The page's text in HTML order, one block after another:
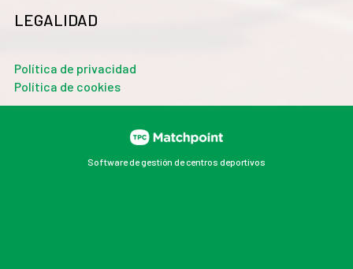
LEGALIDAD
Política de privacidad
Política de cookies
Software de gestión de centros deportivos